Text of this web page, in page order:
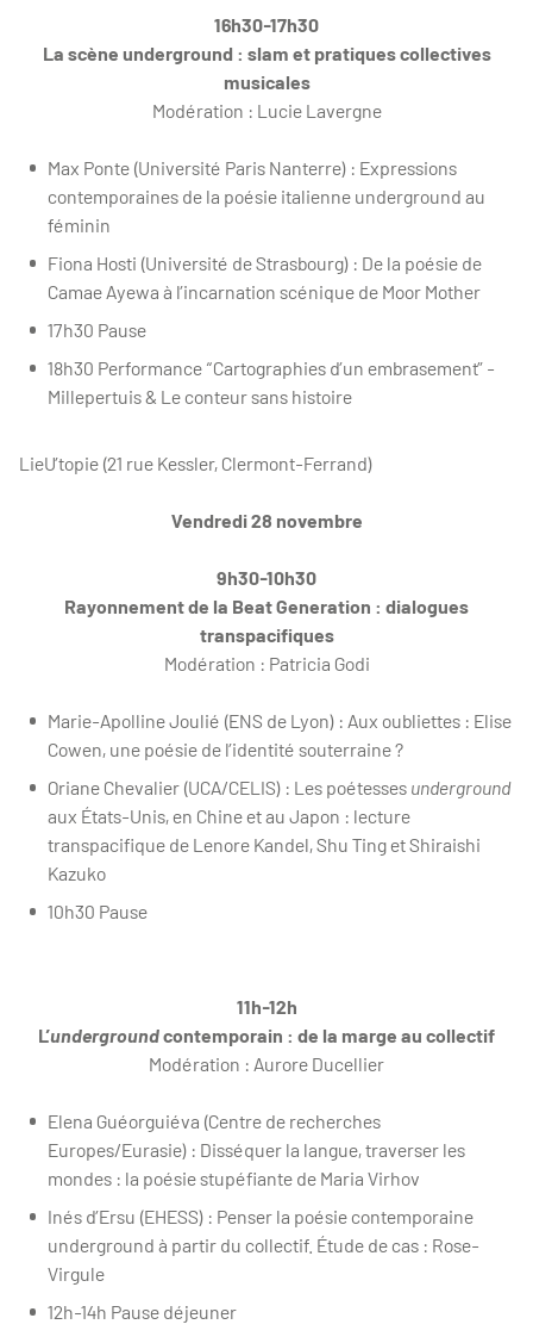
16h30-17h30
La scène underground : slam et pratiques collectives
musicales
Modération : Lucie Lavergne
Max Ponte (Université Paris Nanterre) : Expressions
contemporaines de la poésie italienne underground au
féminin
Fiona Hosti (Université de Strasbourg) : De la poésie de
Camae Ayewa à l’incarnation scénique de Moor Mother
17h30 Pause
18h30 Performance “Cartographies d’un embrasement” -
Millepertuis & Le conteur sans histoire
LieU’topie (21 rue Kessler, Clermont-Ferrand)
Vendredi 28 novembre
9h30-10h30
Rayonnement de la Beat Generation : dialogues
transpacifiques
Modération : Patricia Godi
Marie-Apolline Joulié (ENS de Lyon) : Aux oubliettes : Elise
Cowen, une poésie de l’identité souterraine ?
Oriane Chevalier (UCA/CELIS) : Les poétesses underground
aux États-Unis, en Chine et au Japon : lecture
transpacifique de Lenore Kandel, Shu Ting et Shiraishi
Kazuko
10h30 Pause
11h-12h
L’undergroundcontemporain : de la marge au collectif
Modération : Aurore Ducellier
Elena Guéorguiéva (Centre de recherches
Europes/Eurasie) : Disséquer la langue, traverser les
mondes : la poésie stupéfiante de Maria Virhov
Inés d’Ersu (EHESS) : Penser la poésie contemporaine
underground à partir du collectif. Étude de cas : Rose-
Virgule
12h-14h Pause déjeuner